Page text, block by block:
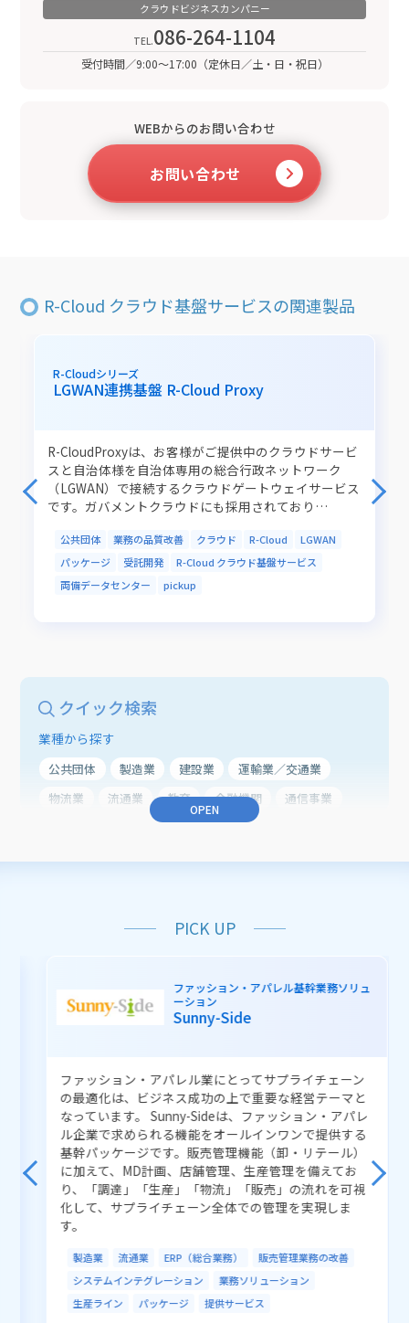
クラウドビジネスカンパニー
086-264-1104
受付時間／9:00～17:00（定休日／土・日・祝日）
WEBからのお問い合わせ
お問い合わせ
R-Cloud クラウド基盤サービスの関連製品
R-Cloudシリーズ
LGWAN連携基盤 R-Cloud Proxy
R-CloudProxyは、お客様がご提供中のクラウドサービ
スと自治体様を自治体専用の総合行政ネットワーク
（LGWAN）で接続するクラウドゲートウェイサービス
です。ガバメントクラウドにも採用されており…
公共団体 業務の品質改善 クラウド R-Cloud
LGWAN
パッケージ
受託開発
R-Cloud クラウド基盤サービス
両備データセンター
pickup
クイック検索
業種から探す
公共団体 製造業 建設業
運輸業／交通業
物流業
流通業 教育 金融機関
通信事業
医療・ヘルスケア 業種共通
CRM（顧客接点力強化）
ERP（総合業務）
職員サービスの向上
業務の品質改善
医療業務の改善
システム運用の改善
販売管理業務の改善
生産管理業務の改善
倉庫管理業務の改善
管理業務の効率化
資産運用 アルゴリズム開発
ソリューションから探す
ネットワーク／通信
システムインテグレーション
AI／IoT
データセンター
セキュリティ
アウトソーシング
OPEN
PICK UP
ファッション・アパレル基幹業務ソリュ
ーション
Sunny-Side
ファッション・アパレル業にとってサプライチェーン
の最適化は、ビジネス成功の上で重要な経営テーマと
なっています。 Sunny-Sideは、ファッション・アパレ
ル企業で求められる機能をオールインワンで提供する
基幹パッケージです。販売管理機能（卸・リテール）
に加えて、MD計画、店舗管理、生産管理を備えてお
り、「調達」「生産」「物流」「販売」の流れを可視
化して、サプライチェーン全体での管理を実現しま
す。
製造業 流通業 ERP（総合業務）
販売管理業務の改善
システムインテグレーション
業務ソリューション
生産ライン
パッケージ 提供サービス